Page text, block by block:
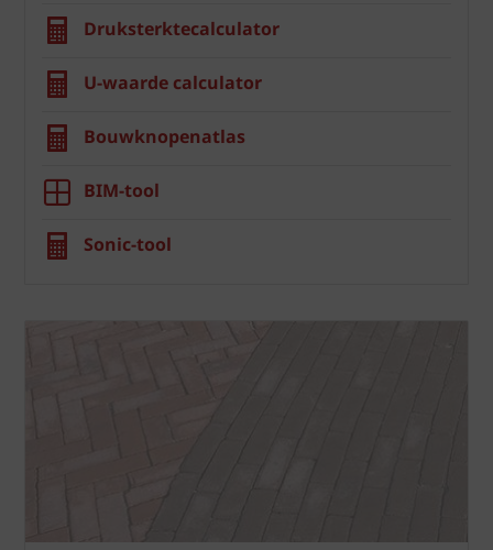
Druksterktecalculator
U-waarde calculator
Bouwknopenatlas
BIM-tool
Sonic-tool